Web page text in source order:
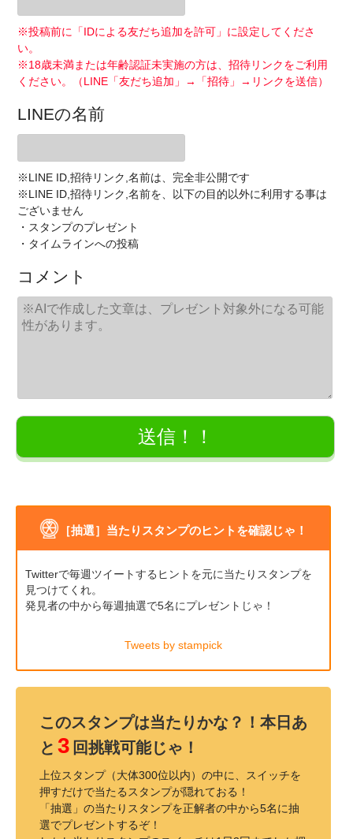
※投稿前に「IDによる友だち追加を許可」に設定してくださ
い。
※18歳未満または年齢認証未実施の方は、招待リンクをご利用
ください。（LINE「友だち追加」→「招待」→リンクを送信）
LINEの名前
※LINE ID,招待リンク,名前は、完全非公開です
※LINE ID,招待リンク,名前を、以下の目的以外に利用する事は
ございません
・スタンプのプレゼント
・タイムラインへの投稿
コメント
［抽選］当たりスタンプのヒントを確認じゃ！
Twitterで毎週ツイートするヒントを元に当たりスタンプを
見つけてくれ。
発見者の中から毎週抽選で5名にプレゼントじゃ！
Tweets by stampick
このスタンプは当たりかな？！本日あ
と 3 回挑戦可能じゃ！
上位スタンプ（大体300位以内）の中に、スイッチを
押すだけで当たるスタンプが隠れておる！
「抽選」の当たりスタンプを正解者の中から5名に抽
選でプレゼントするぞ！